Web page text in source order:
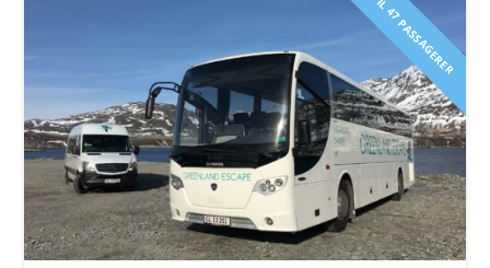
OP TIL 47 PASSAGERER